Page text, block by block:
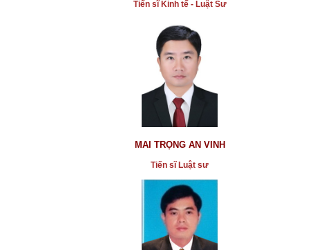
Tiến sĩ Kinh tế - Luật Sư
MAI TRỌNG AN VINH
Tiến sĩ Luật sư
* Vụ án tạt axit hủy hoại đời thiếu nữ ở Đồng Nai
* Vụ ông Phước nhảy lầu tự tử chết ở toà án Bình
* Bị đơn định nhảy lầu tự tử tại tòa do bị xử thua vì
mua đất bằng giấy tay
* Vụ đương sự định nhảy lầu ở tòa án: Ý kiến phân
tích pháp lý về vụ tranh chấp
* Làm sao để hạn chế tai nạn giao thông đối với học